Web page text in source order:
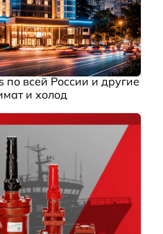
по всей России и другие
и холод